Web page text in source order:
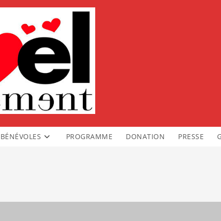
BÉNÉVOLES PROGRAMME DONATION PRESSE